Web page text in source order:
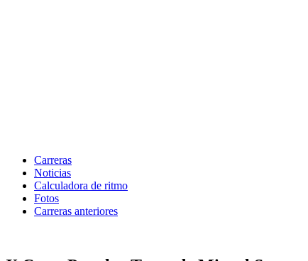
Carreras
Noticias
Calculadora de ritmo
Fotos
Carreras anteriores